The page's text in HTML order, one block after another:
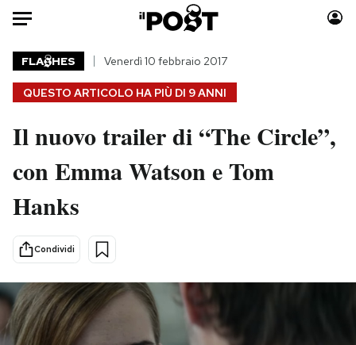
Auto
HOME
Italia
Politica
Tecnologia
Scienza
Economia
Sport
Moda
Consumismi
QUESTO ARTICOLO HA PIÙ DI 9 ANNI
FLA HES Venerdì 10 febbraio 2017
Il nuovo trailer di “The Circle”,
con Emma Watson e Tom
Hanks
Condividi